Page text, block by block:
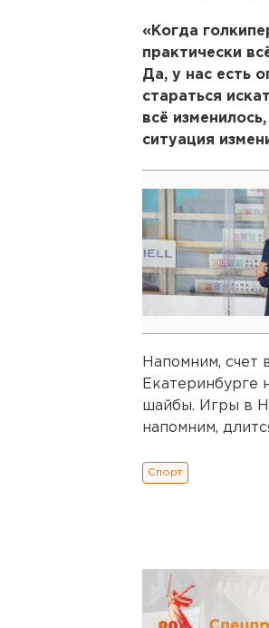
«Когда
практически
Да, у нас есть
стараться
всё
ситуация
Напомним, счет
Екатеринбурге
шайбы. Игры в
напомним,
Спорт